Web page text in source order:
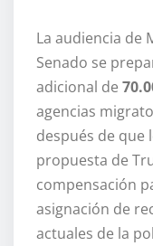
La audiencia de
Senado se
adicional de
agencias
después de
propuesta de
compensación
asignación de
actuales de la